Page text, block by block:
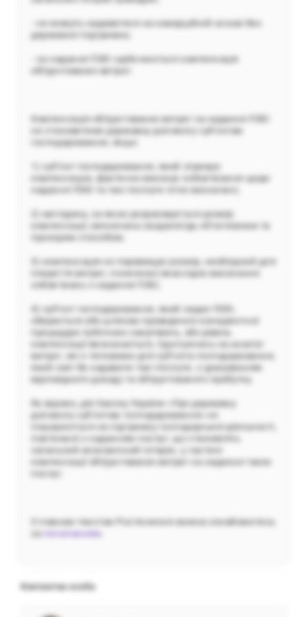
- не можуть надаватися на комерційній основі без
державної підтримки;
- за надання ПЗЕІ здійснюється компенсація
обґрунтованих витрат.
Компенсація обґрунтованих витрат за надання ПЗЕІ
не становитиме державну допомогу суб’єктам
господарювання, якщо:
1) суб’єкт господарювання, який отримує
компенсацію, фактично виконує зобов’язання щодо
надання ПЗЕІ та такі послуги чітко визначені;
2) методика, за якою розраховується розмір
компенсації, визначена заздалегідь об’єктивним та
прозорим способом;
3) компенсація не перевищує розмір, необхідний для
покриття витрат, понесених внаслідок виконання
зобов’язань з надання ПЗЕІ;
4) суб’єкт господарювання, який надає ПЗЕІ,
обирається або шляхом проведення конкурентної
процедури публічних закупівель, або рівень
компенсації визначається, ґрунтуючись на аналізі
витрат, які є типовими для суб’єкта господарювання,
який зміг би надавати такі послуги, з урахуванням
відповідного доходу та обґрунтованого прибутку.
Як відомо, дія Закону України «Про державну
допомогу суб’єктам господарювання» не
поширюється на підтримку господарської діяльності,
пов’язаної з наданням послуг, що становлять
загальний економічний інтерес, у частині
компенсації обґрунтованих витрат на надання таких
З повним текстом Роз’яснення можна ознайомитись
посиланням
Контактна особа